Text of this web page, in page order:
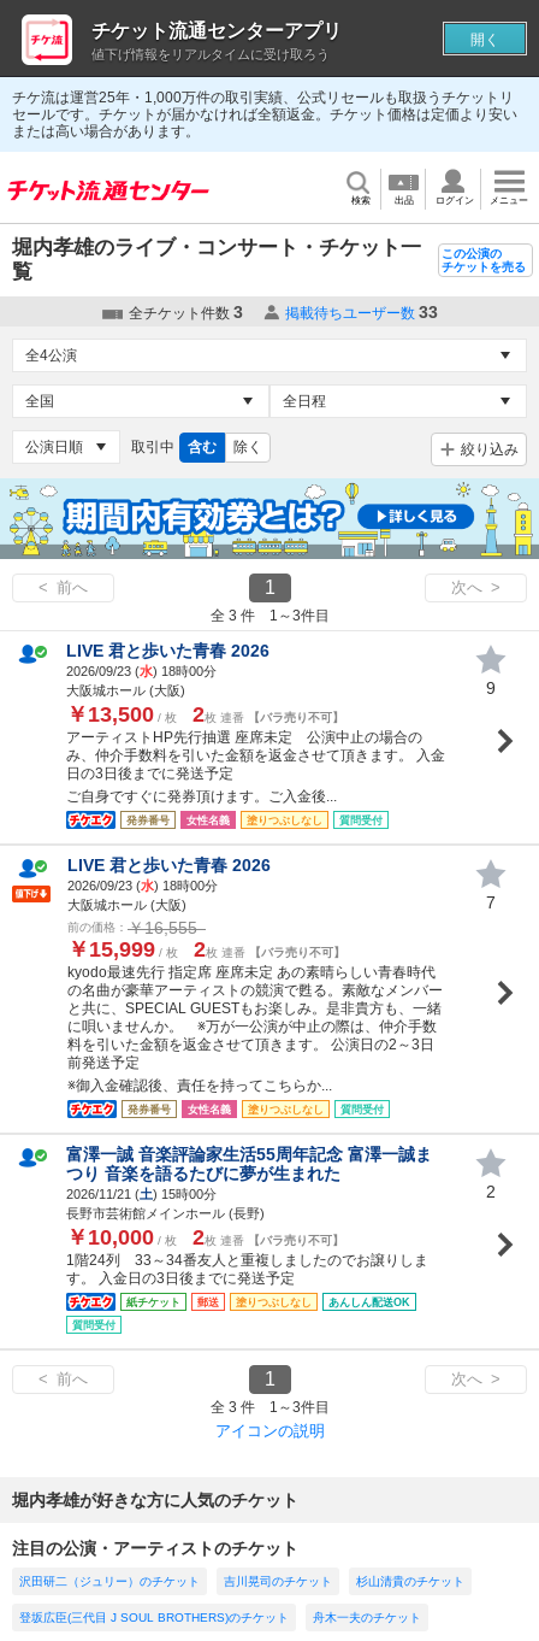
チケ流は運営25年・1,000万件の取引実績、公式リセールも取扱うチケットリ
セールです。チケットが届かなければ全額返金。チケット価格は定価より安い
または高い場合があります。
検索 出品 ログイン メニュー
堀内孝雄のライブ・コンサート・チケット一
覧
この公演の
チケットを売る
全チケット件数 3 掲載待ちユーザー数 33
取引中 含む 除く 絞り込み
< 前へ 1 次へ >
全 3 件 1～3件目
LIVE 君と歩いた青春 2026
2026/09/23 (水) 18時00分
大阪城ホール (大阪)
￥13,500 / 枚 2枚 連番 【バラ売り不可】
アーティストHP先行抽選 座席未定 公演中止の場合の
み、仲介手数料を引いた金額を返金させて頂きます。 入金
日の3日後までに発送予定
ご自身ですぐに発券頂けます。ご入金後...
発券番号 女性名義 塗りつぶしなし 質問受付
9
LIVE 君と歩いた青春 2026
2026/09/23 (水) 18時00分
大阪城ホール (大阪)
前の価格： ￥16,555
￥15,999 / 枚 2枚 連番 【バラ売り不可】
kyodo最速先行 指定席 座席未定 あの素晴らしい青春時代
の名曲が豪華アーティストの競演で甦る。素敵なメンバー
と共に、SPECIAL GUESTもお楽しみ。是非貴方も、一緒
に唄いませんか。 ※万が一公演が中止の際は、仲介手数
料を引いた金額を返金させて頂きます。 公演日の2～3日
前発送予定
※御入金確認後、責任を持ってこちらか...
発券番号 女性名義 塗りつぶしなし 質問受付
7
富澤一誠 音楽評論家生活55周年記念 富澤一誠ま
つり 音楽を語るたびに夢が生まれた
2026/11/21 (土) 15時00分
長野市芸術館メインホール (長野)
￥10,000 / 枚 2枚 連番 【バラ売り不可】
1階24列 33～34番友人と重複しましたのでお譲りしま
す。 入金日の3日後までに発送予定
紙チケット 郵送 塗りつぶしなし
あんしん配送OK
質問受付
2
< 前へ 1 次へ >
全 3 件 1～3件目
アイコンの説明
堀内孝雄が好きな方に人気のチケット
注目の公演・アーティストのチケット
沢田研二（ジュリー）のチケット 吉川晃司のチケット 杉山清貴のチケット
登坂広臣(三代目 J SOUL BROTHERS)のチケット 舟木一夫のチケット
チケット流通センターアプリ
値下げ情報をリアルタイムに受け取ろう
開く